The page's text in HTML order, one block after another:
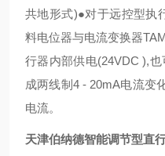
共地形式)●对于远控型执
料电位器与电流变换器
行器内部供电(24VDC ),
成两线制4 - 20mA电流变
电流。
天津伯纳德智能调节型直